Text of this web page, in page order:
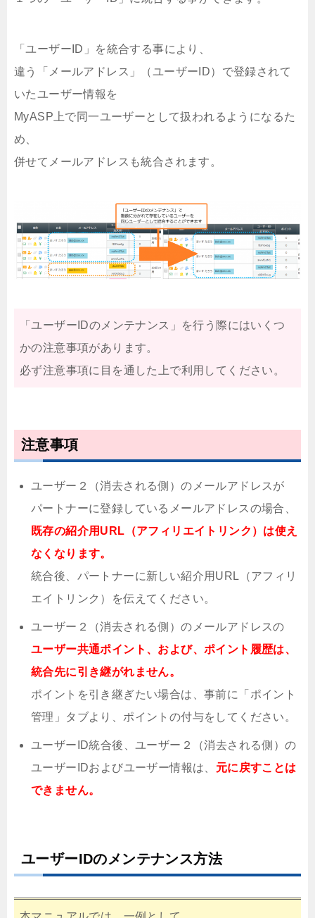
「ユーザーID」を統合する事により、
違う「メールアドレス」（ユーザーID）で登録されて
いたユーザー情報を
MyASP上で同一ユーザーとして扱われるようになるた
め、
併せてメールアドレスも統合されます。
「ユーザーIDのメンテナンス」を行う際にはいくつ
かの注意事項があります。
必ず注意事項に目を通した上で利用してください。
注意事項
ユーザー２（消去される側）のメールアドレスが
パートナーに登録しているメールアドレスの場合、
既存の紹介用URL（アフィリエイトリンク）は使え
なくなります。
統合後、パートナーに新しい紹介用URL（アフィリ
エイトリンク）を伝えてください。
ユーザー２（消去される側）のメールアドレスの
ユーザー共通ポイント、および、ポイント履歴は、
統合先に引き継がれません。
ポイントを引き継ぎたい場合は、事前に「ポイント
管理」タブより、ポイントの付与をしてください。
ユーザーID統合後、ユーザー２（消去される側）の
ユーザーIDおよびユーザー情報は、 元に戻すことは
できません。
ユーザーIDのメンテナンス方法